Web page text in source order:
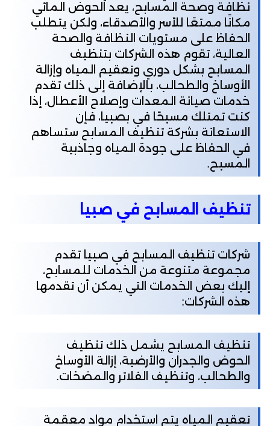
نظافة وصحة المسابح، يعد الحوض المائي
مكانًا ممتعًا للأسر والأصدقاء، ولكن يتطلب
الحفاظ على مستويات النظافة والصحة
العالية، تقوم هذه الشركات بتنظيف
المسابح بشكل دوري وتعقيم المياه وإزالة
الأوساخ والطحالب، بالإضافة إلى ذلك تقدم
خدمات صيانة المعدات وإصلاح الأعطال، إذا
كنت تمتلك مسبحًا في بصبيا، فإن
الاستعانة بشركة تنظيف المسابح ستساهم
في الحفاظ على جودة المياه وجاذبية
المسبح.
تنظيف المسابح في صبيا
شركات تنظيف المسابح في صبيا تقدم
مجموعة متنوعة من الخدمات للمسابح،
إليك بعض الخدمات التي يمكن أن تقدمها
هذه الشركات:
تنظيف المسابح يشمل ذلك تنظيف
الحوض والجدران والأرضية، إزالة الأوساخ
والطحالب، وتنظيف الفلاتر والمضخات.
تعقيم المياه يتم استخدام مواد معقمة